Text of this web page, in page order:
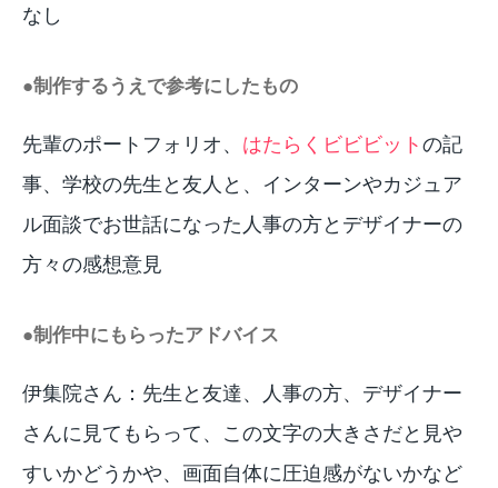
なし
●制作するうえで参考にしたもの
先輩のポートフォリオ、 はたらくビビビットの記
事、学校の先生と友人と、インターンやカジュア
ル面談でお世話になった人事の方とデザイナーの
方々の感想意見
●制作中にもらったアドバイス
伊集院さん：先生と友達、人事の方、デザイナー
さんに見てもらって、この文字の大きさだと見や
すいかどうかや、画面自体に圧迫感がないかなど